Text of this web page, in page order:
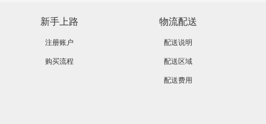
新手上路
注册账户
购买流程
物流配送
配送说明
配送区域
配送费用